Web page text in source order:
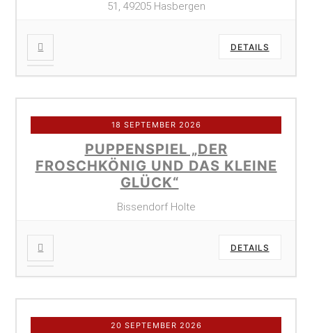
51, 49205 Hasbergen
DETAILS
18 SEPTEMBER 2026
PUPPENSPIEL „DER
FROSCHKÖNIG UND DAS KLEINE
GLÜCK“
Bissendorf Holte
DETAILS
20 SEPTEMBER 2026